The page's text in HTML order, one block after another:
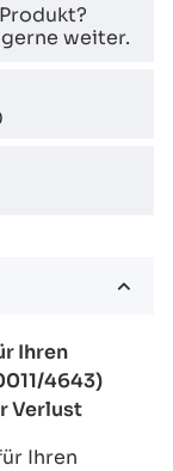
weiter.
Ihren
4643)
Verlust
Ihren